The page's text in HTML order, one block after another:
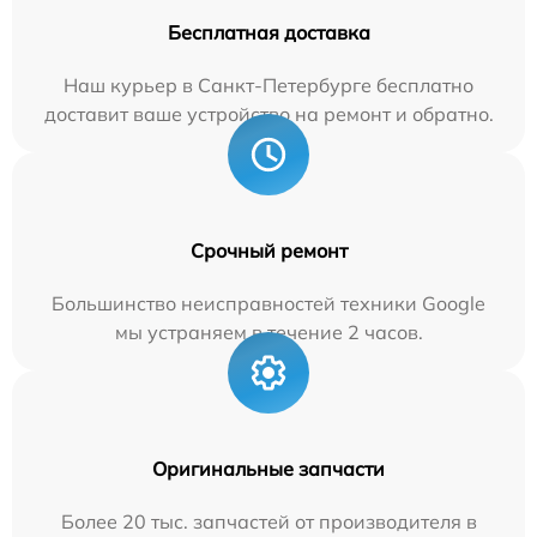
Бесплатная доставка
Наш курьер в Санкт-Петербурге бесплатно
доставит ваше устройство на ремонт и обратно.
Срочный ремонт
Большинство неисправностей техники Google
мы устраняем в течение 2 часов.
Оригинальные запчасти
Более 20 тыс. запчастей от производителя в